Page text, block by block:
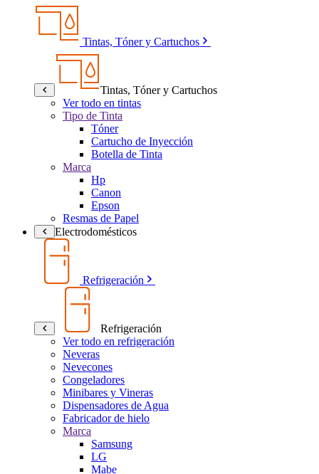
Tintas, Tóner y Cartuchos
Tintas, Tóner y Cartuchos
Ver todo en tintas
Tipo de Tinta
Tóner
Cartucho de Inyección
Botella de Tinta
Marca
Hp
Canon
Epson
Resmas de Papel
Electrodomésticos
Refrigeración
Refrigeración
Ver todo en refrigeración
Neveras
Nevecones
Congeladores
Minibares y Vineras
Dispensadores de Agua
Fabricador de hielo
Marca
Samsung
LG
Mabe